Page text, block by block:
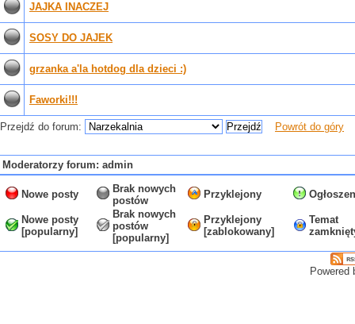
JAJKA INACZEJ
SOSY DO JAJEK
grzanka a'la hotdog dla dzieci :)
Faworki!!!
Przejdź do forum: Powrót do góry
Moderatorzy forum: admin
Nowe posty
Brak nowych
postów
Przyklejony
Nowe posty
[popularny]
Brak nowych
postów
[popularny]
Przyklejony
[zablokowany]
Temat
Powered